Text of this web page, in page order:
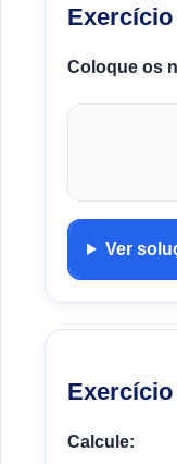
Coloque os
Ver
Calcule: